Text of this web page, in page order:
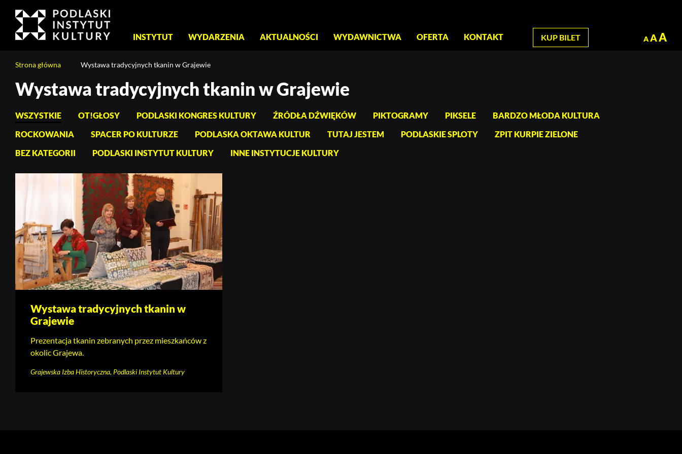
stronie:
Wystawa
tkanin
główne
INSTYTUT WYDARZENIA AKTUALNOŚCI WYDAWNICTWA OFERTA KONTAKT KUP BILET A AA
Strona główna Wystawa tradycyjnych tkanin w Grajewie
Treść
stronyWystawa tradycyjnych tkanin w Grajewie
WSZYSTKIE OT!GŁOSY PODLASKI KONGRES KULTURY ŹRÓDŁA DŹWIĘKÓW PIKTOGRAMY PIKSELE
BARDZO MŁODA KULTURA
ROCKOWANIA
SPACER PO KULTURZE PODLASKA OKTAWA KULTUR TUTAJ JESTEM PODLASKIE SPLOTY
ZPIT KURPIE ZIELONE
BEZ KATEGORII
PODLASKI INSTYTUT KULTURY INNE INSTYTUCJE KULTURY
Wystawa tradycyjnych tkanin w
Grajewie
Prezentacja tkanin zebranych przez mieszkańców z
okolic Grajewa.
Grajewska Izba Historyczna, Podlaski Instytut Kultury